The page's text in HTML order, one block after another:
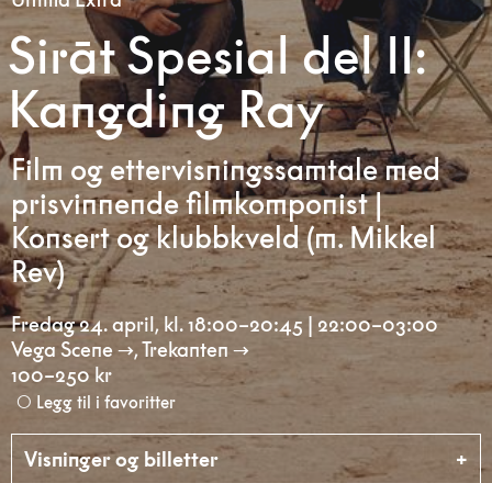
Sirāt Spesial del II:
Kangding Ray
Film og ettervisningssamtale med
prisvinnende filmkomponist |
Konsert og klubbkveld (m. Mikkel
Rev)
Fredag 24. april, kl. 18:00–20:45 | 22:00–03:00
Vega Scene
,Trekanten
100–250 kr
Legg til i favoritter
Visninger og billetter